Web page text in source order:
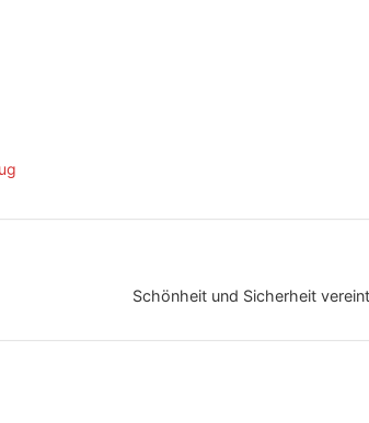
Schönheit und Sicherheit